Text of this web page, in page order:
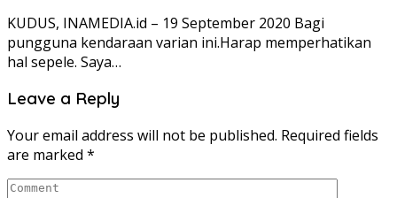
KUDUS, INAMEDIA.id – 19 September 2020 Bagi
pungguna kendaraan varian ini.Harap memperhatikan
hal sepele. Saya…
Leave a Reply
Your email address will not be published. Required fields
are marked *